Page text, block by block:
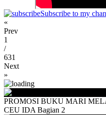
Subscribe to my
«
Prev
1
/
631
Next
»
PROMOSI BUKU MARI
CEU IDA Bagian 2